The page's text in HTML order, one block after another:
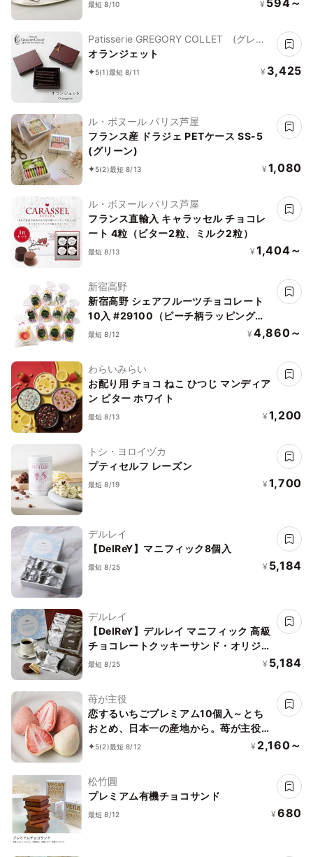
最短 8/10 ¥ 594～
Patisserie GREGORY COLLET (グレゴ
リー・コレ)
オランジェット
5(1)最短 8/11 ¥ 3,425
ル・ボヌール パリス芦屋
フランス産 ドラジェ PETケース SS-5
(グリーン)
5(2)最短 8/13 ¥ 1,080
ル・ボヌール パリス芦屋
フランス直輸入 キャラッセル チョコレ
ート 4粒（ビター2粒、ミルク2粒）
最短 8/13 ¥ 1,404～
新宿高野
新宿高野 シェアフルーツチョコレート
10入 #29100（ピーチ柄ラッピング袋
付）
最短 8/12 ¥ 4,860～
わらいみらい
お配り用 チョコ ねこ ひつじ マンディア
ン ビター ホワイト
最短 8/13 ¥ 1,200
トシ・ヨロイヅカ
プティセルフ レーズン
最短 8/19 ¥ 1,700
デルレイ
【DelReY】マニフィック8個入
最短 8/25 ¥ 5,184
デルレイ
【DelReY】デルレイ マニフィック 高級
チョコレートクッキーサンド・オリジナ
ルコーヒーセット
最短 8/25 ¥ 5,184
苺が主役
恋するいちごプレミアム10個入～とち
おとめ、日本一の産地から。苺が主役
の美味しいお菓子～お中元・夏ギフト
5(2)最短 8/12 ¥ 2,160～
松竹圓
プレミアム有機チョコサンド
最短 8/12 ¥ 680